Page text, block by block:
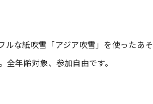
ルな紙吹雪「アジア吹雪」を使ったあそ
年齢対象、参加自由です。